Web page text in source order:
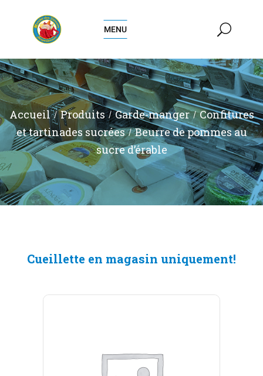
MENU
Accueil Produits Garde-manger
Confitures
et tartinades sucrées
Beurre de pommes au
sucre d’érable
Cueillette en magasin uniquement!